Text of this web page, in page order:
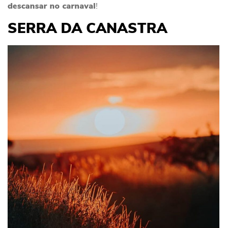
descansar no carnaval!
SERRA DA CANASTRA